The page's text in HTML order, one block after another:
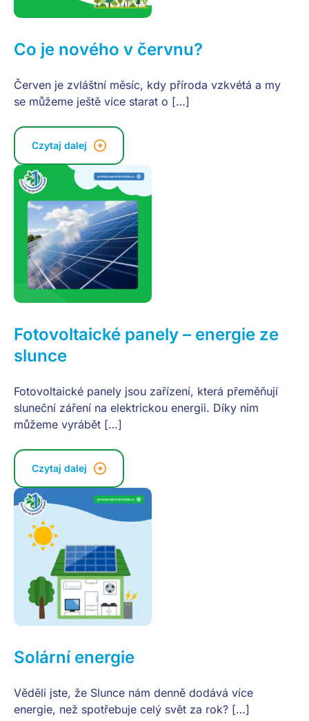
Co je nového v červnu?
Červen je zvláštní měsíc, kdy příroda vzkvétá a my
se můžeme ještě více starat o […]
Czytaj dalej
Fotovoltaické panely – energie ze
slunce
Fotovoltaické panely jsou zařízení, která přeměňují
sluneční záření na elektrickou energii. Díky nim
můžeme vyrábět […]
Czytaj dalej
Solární energie
Věděli jste, že Slunce nám denně dodává více
energie, než spotřebuje celý svět za rok? […]